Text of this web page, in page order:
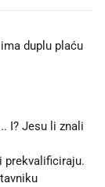
duplu plaću
I? Jesu li znali
prekvalificiraju.